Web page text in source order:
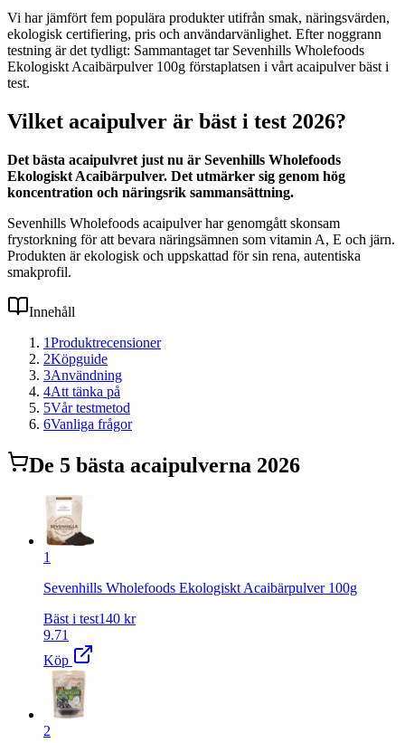
Vi har jämfört fem populära produkter utifrån smak, näringsvärden,
ekologisk certifiering, pris och användarvänlighet. Efter noggrann
testning är det tydligt: Sammantaget tar Sevenhills Wholefoods
Ekologiskt Acaibärpulver 100g förstaplatsen i vårt acaipulver bäst i
test.
Vilket acaipulver är bäst i test 2026?
Det bästa acaipulvret just nu är Sevenhills Wholefoods
Ekologiskt Acaibärpulver. Det utmärker sig genom hög
koncentration och näringsrik sammansättning.
Sevenhills Wholefoods acaipulver har genomgått skonsam
frystorkning för att bevara näringsämnen som vitamin A, E och järn.
Produkten är ekologisk och uppskattad för sin rena, autentiska
smakprofil.
Innehåll
1Produktrecensioner
2Köpguide
3Användning
4Att tänka på
5Vår testmetod
6Vanliga frågor
De 5 bästa acaipulverna 2026
1
Sevenhills Wholefoods Ekologiskt Acaibärpulver 100g
Bäst i test140 kr
9.71
Köp
2